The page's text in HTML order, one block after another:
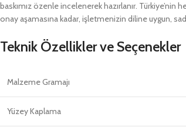
baskımız özenle incelenerek hazırlanır.
onay aşamasına kadar, işletmenizin diline uygun,
Teknik Özellikler ve Seçenekler
Malzeme Gramajı
Yüzey Kaplama